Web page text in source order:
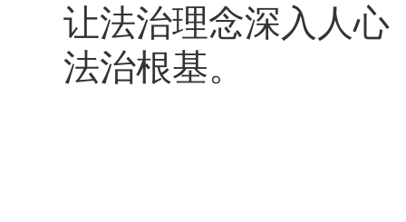
让法治理念深入人心
法治根基。